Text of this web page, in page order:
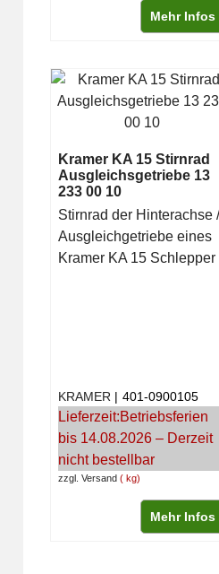
Mehr Infos
Kramer KA 15 Stirnrad
Ausgleichsgetriebe 13
233 00 10
Stirnrad der Hinterachse /
Ausgleichgetriebe eines
Kramer KA 15 Schlepper
zzgl. Versand kg
KRAMER 401-0900105
Lieferzeit:Betriebsferien
bis 14.08.2026 – Derzeit
nicht bestellbar
Mehr Infos